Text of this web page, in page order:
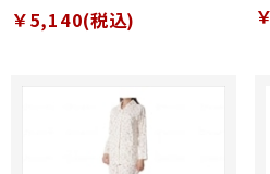
女性用 ピンク Sサイズ
￥5,140(税込)